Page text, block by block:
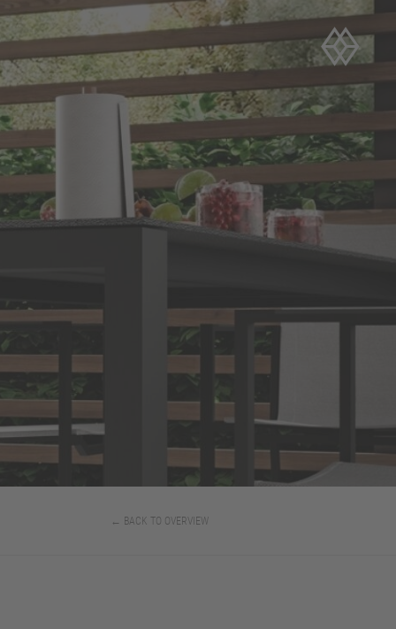
← BACK TO OVERVIEW